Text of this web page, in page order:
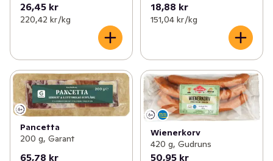
26,45 kr
220,42 kr /kg
18,88 kr
151,04 kr /kg
Pancetta
200 g, Garant
65,78 kr
Wienerkorv
420 g, Gudruns
50,95 kr